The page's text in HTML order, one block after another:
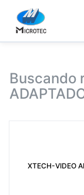
Buscando
XTECH-VIDEO